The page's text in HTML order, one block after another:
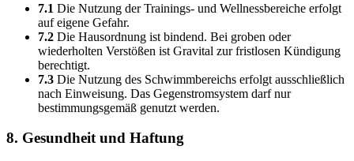
7.1 Die Nutzung der Trainings- und Wellnessbereiche erfolgt
auf eigene Gefahr.
7.2 Die Hausordnung ist bindend. Bei groben oder
wiederholten Verstößen ist Gravital zur fristlosen Kündigung
berechtigt.
7.3 Die Nutzung des Schwimmbereichs erfolgt ausschließlich
nach Einweisung. Das Gegenstromsystem darf nur
bestimmungsgemäß genutzt werden.
8. Gesundheit und Haftung